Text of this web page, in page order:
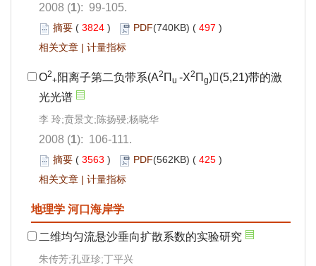
2008 (1): 99-105.
摘要 ( 3824 ) PDF(740KB) ( 497 )
相关文章 | 计量指标
O2
+阳离子第二负带系(A2 Π u -X2 Π g)(5,21)带的激
光光谱
李 玲;贲景文;陈扬骎;杨晓华
2008 (1): 106-111.
摘要 ( 3563 ) PDF(562KB) ( 425 )
相关文章 | 计量指标
地理学 河口海岸学
二维均匀流悬沙垂向扩散系数的实验研究
朱传芳;孔亚珍;丁平兴